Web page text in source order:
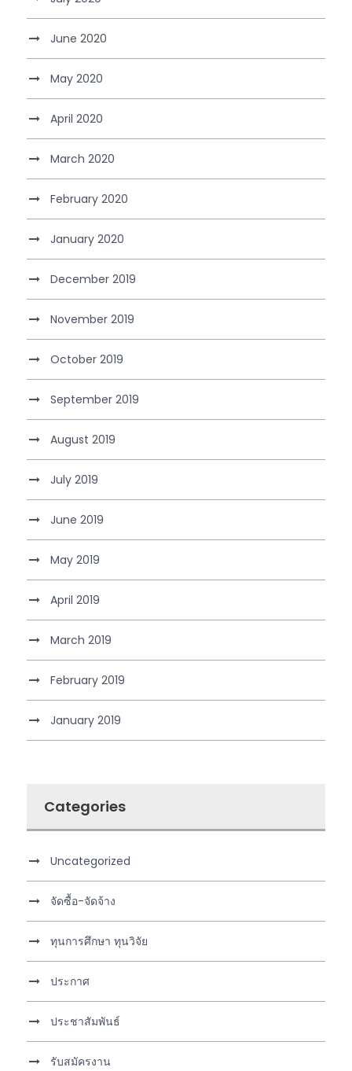
June 2020
May 2020
April 2020
March 2020
February 2020
January 2020
December 2019
November 2019
October 2019
September 2019
August 2019
July 2019
June 2019
May 2019
April 2019
March 2019
February 2019
January 2019
Categories
Uncategorized
จัดซื้อ-จัดจ้าง
ทุนการศึกษา ทุนวิจัย
ประกาศ
ประชาสัมพันธ์
รับสมัครงาน